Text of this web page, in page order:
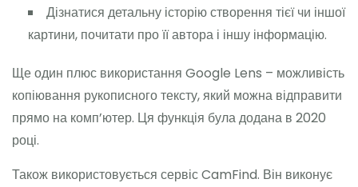
Дізнатися детальну історію створення тієї чи іншої
картини, почитати про її автора і іншу інформацію.
Ще один плюс використання Google Lens – можливість
копіювання рукописного тексту, який можна відправити
прямо на комп’ютер. Ця функція була додана в 2020
році.
Також використовується сервіс CamFind. Він виконує